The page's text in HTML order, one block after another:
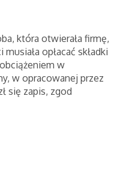
która otwierała firmę,
opłacać składki
w
w opracowanej przez
się zapis, zgod